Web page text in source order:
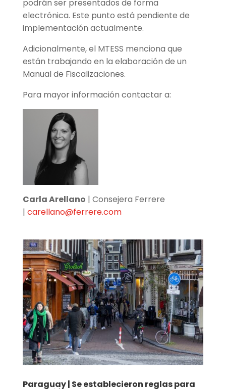
podrán ser presentados de forma
electrónica. Este punto está pendiente de
implementación actualmente.
Adicionalmente, el MTESS menciona que
están trabajando en la elaboración de un
Manual de Fiscalizaciones.
Para mayor información contactar a:
Carla Arellano | Consejera Ferrere
| carellano@ferrere.com
Paraguay | Se establecieron reglas para